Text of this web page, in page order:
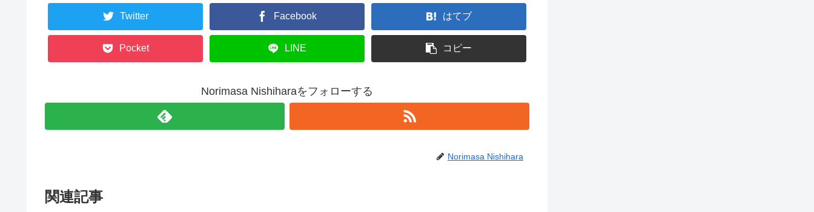
Twitter Facebook はてブ
Pocket LINE コピー
Norimasa Nishiharaをフォローする
Norimasa Nishihara
関連記事